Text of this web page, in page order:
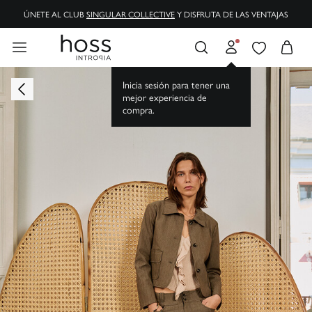
ÚNETE AL CLUBSINGULAR COLLECTIVEY DISFRUTA DE LAS VENTAJAS